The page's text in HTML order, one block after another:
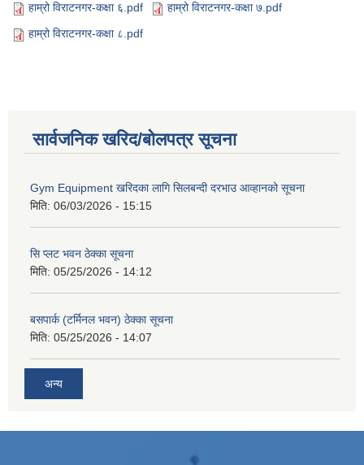
हाम्रो विराटनगर-कक्षा ६.pdf
हाम्रो विराटनगर-कक्षा ७.pdf
हाम्रो विराटनगर-कक्षा ८.pdf
सार्वजनिक खरिद/बोलपत्र सूचना
Gym Equipment खरिदका लागि सिलबन्दी दरभाउ आव्हानको सूचना
मिति: 06/03/2026 - 15:15
सि प्लट भवन ठेक्का सूचना
मिति: 05/25/2026 - 14:12
बसपार्क (टर्मिनल भवन) ठेक्का सूचना
मिति: 05/25/2026 - 14:07
अन्य